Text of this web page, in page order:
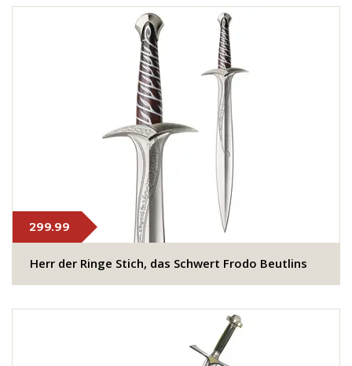
299.99
Herr der Ringe Stich, das Schwert Frodo Beutlins